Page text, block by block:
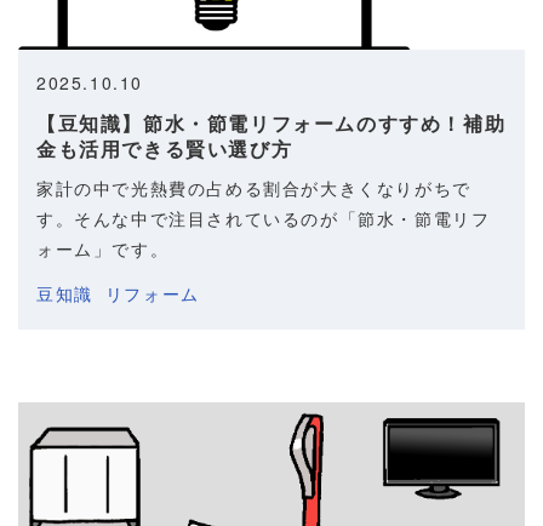
【豆知識】節水・節電リフォームのすすめ！補助
金も活用できる賢い選び方
2025.10.10
家計の中で光熱費の占める割合が大きくなりがちで
す。そんな中で注目されているのが「節水・節電リフ
ォーム」です。
豆知識
リフォーム